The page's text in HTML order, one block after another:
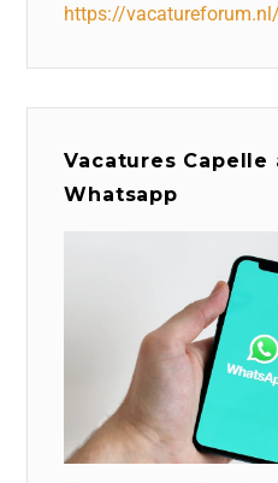
https://
Vacatures Capelle
Whatsapp